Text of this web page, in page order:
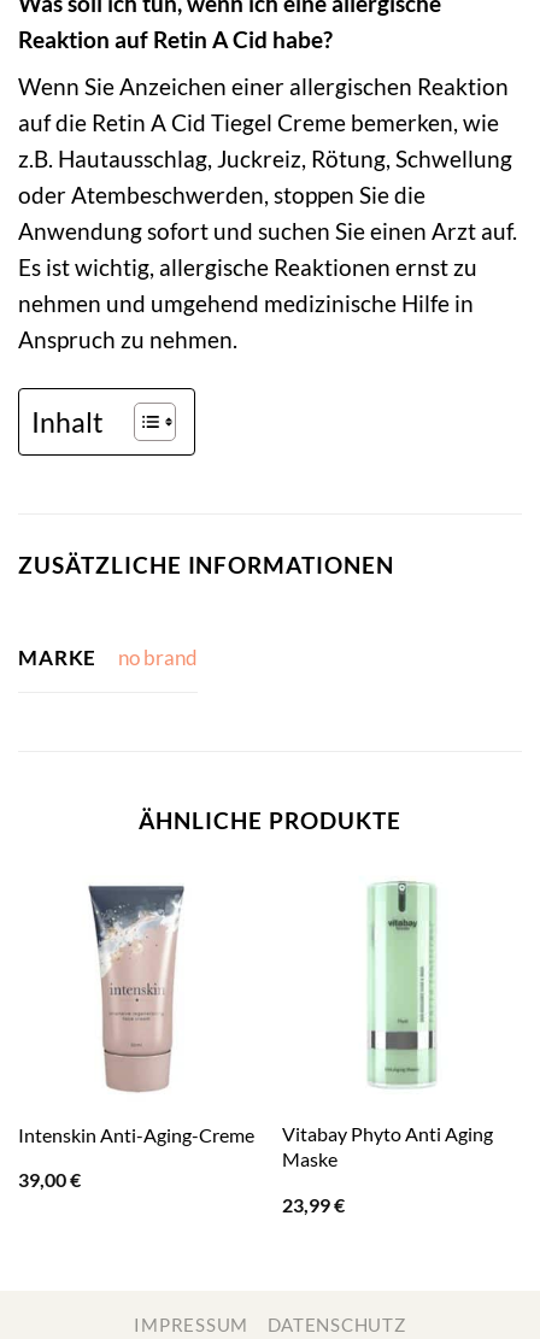
Reaktion auf Retin A Cid habe?
Wenn Sie Anzeichen einer allergischen Reaktion
auf die Retin A Cid Tiegel Creme bemerken, wie
z.B. Hautausschlag, Juckreiz, Rötung, Schwellung
oder Atembeschwerden, stoppen Sie die
Anwendung sofort und suchen Sie einen Arzt auf.
Es ist wichtig, allergische Reaktionen ernst zu
nehmen und umgehend medizinische Hilfe in
Anspruch zu nehmen.
Inhalt
ZUSÄTZLICHE INFORMATIONEN
MARKE no brand
ÄHNLICHE PRODUKTE
Intenskin Anti-Aging-Creme
39,00€
Vitabay Phyto Anti Aging
Maske
23,99€
IMPRESSUM DATENSCHUTZ